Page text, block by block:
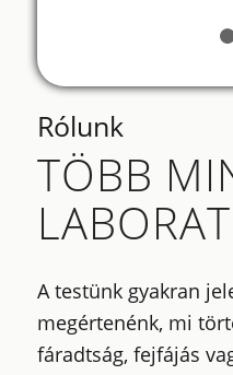
Rólunk
TÖBB
A testünk gyakran
megértenénk, mi
fáradtság, fejfájás